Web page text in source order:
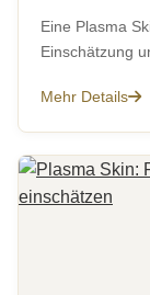
Eine Plasma
Einschätzung
Mehr Details